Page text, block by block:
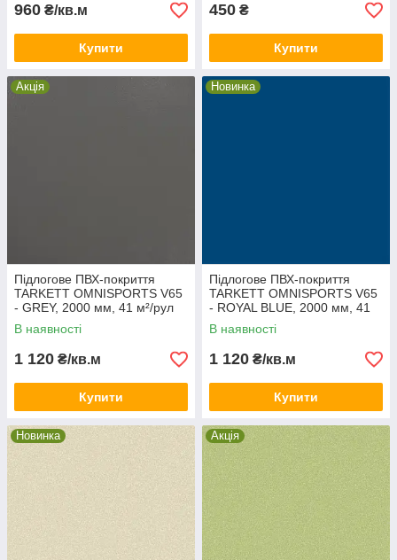
960 ₴/кв.м
Купити
450 ₴
Купити
Акція
Підлогове ПВХ-покриття
TARKETT OMNISPORTS V65
- GREY, 2000 мм, 41 м²/рул
В наявності
1 120 ₴/кв.м
Купити
Новинка
Підлогове ПВХ-покриття
TARKETT OMNISPORTS V65
- ROYAL BLUE, 2000 мм, 41
м²/рул
В наявності
1 120 ₴/кв.м
Купити
Новинка Акція